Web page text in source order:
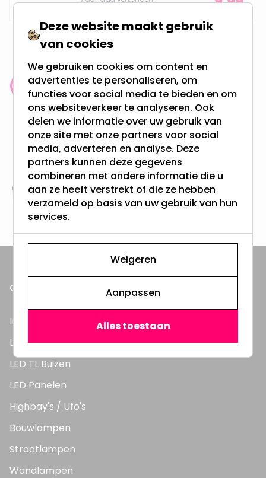
Klantenbeoordeling: 9.4/10
meer dan 100.000 klanten gingen u voor
Gratis verzending + snel geleverd
Vanaf EUR100,- naar NL & BE
& 100 dagen recht op retour
Altijd uit eigen voorraad
3000m2 - 60.000+ Producten
ONZE PRODUCTEN
Inbouwspots
LED Lampen
LED TL Buizen
LED Panelen
Highbay's / Ufo's
Bouwlampen
Straatlampen
Wandlampen
Deze website maakt gebruik
van cookies
We gebruiken cookies om content en
advertenties te personaliseren, om
functies voor social media te bieden en om
ons websiteverkeer te analyseren. Ook
delen we informatie over uw gebruik van
onze site met onze partners voor social
media, adverteren en analyse. Deze
partners kunnen deze gegevens
combineren met andere informatie die u
aan ze heeft verstrekt of die ze hebben
verzameld op basis van uw gebruik van hun
services.
Weigeren
Aanpassen
Alles toestaan